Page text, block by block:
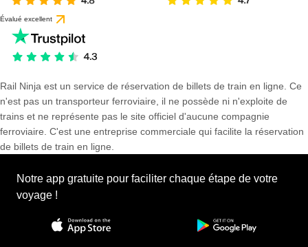
Évalué excellent
Rail Ninja est un service de réservation de billets de train en ligne. Ce
n'est pas un transporteur ferroviaire, il ne possède ni n'exploite de
trains et ne représente pas le site officiel d'aucune compagnie
ferroviaire. C'est une entreprise commerciale qui facilite la réservation
de billets de train en ligne.
Notre app gratuite pour faciliter chaque étape de votre
voyage !